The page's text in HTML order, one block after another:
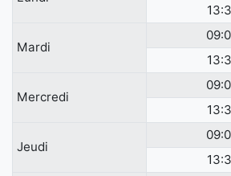
Mardi
Mercredi
Jeudi